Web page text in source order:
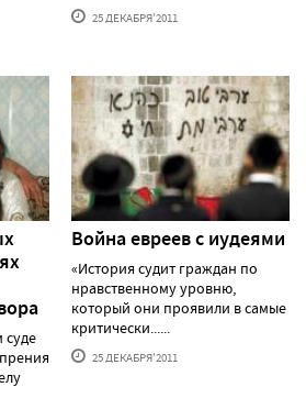
25 ДЕКАБРЯ'2011
суде
Война евреев с иудеями
«История судит граждан по
нравственному уровню,
который они проявили в самые
критически......
25 ДЕКАБРЯ'2011